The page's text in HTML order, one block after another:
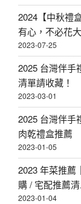
2024【中秋禮
有心，不必花
2023-07-25
2025 台灣伴手
清單請收藏！
2023-03-01
2025 台灣伴手
肉乾禮盒推薦
2023-01-05
2023 年菜推薦
購 / 宅配推薦
2023-01-04